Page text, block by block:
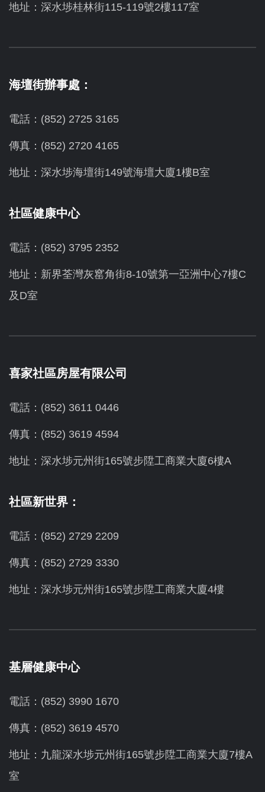
地址：深水埗桂林街115-119號2樓117室
海壇街辦事處：
電話：(852) 2725 3165
傳真：(852) 2720 4165
地址：深水埗海壇街149號海壇大廈1樓B室
社區健康中心
電話：(852) 3795 2352
地址：新界荃灣灰窰角街8-10號第一亞洲中心7樓C
及D室
喜家社區房屋有限公司
電話：(852) 3611 0446
傳真：(852) 3619 4594
地址： 深水埗元州街165號步陞工商業大廈6樓A
社區新世界：
電話：(852) 2729 2209
傳真：(852) 2729 3330
地址：深水埗元州街165號步陞工商業大廈4樓
基層健康中心
電話：(852) 3990 1670
傳真：(852) 3619 4570
地址：九龍深水埗元州街165號步陞工商業大廈7樓A
室